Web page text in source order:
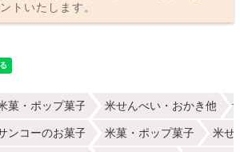
トいたします。
菓・ポップ菓子 米せんべい・おかき他
ンコーのお菓子 米菓・ポップ菓子 米せ